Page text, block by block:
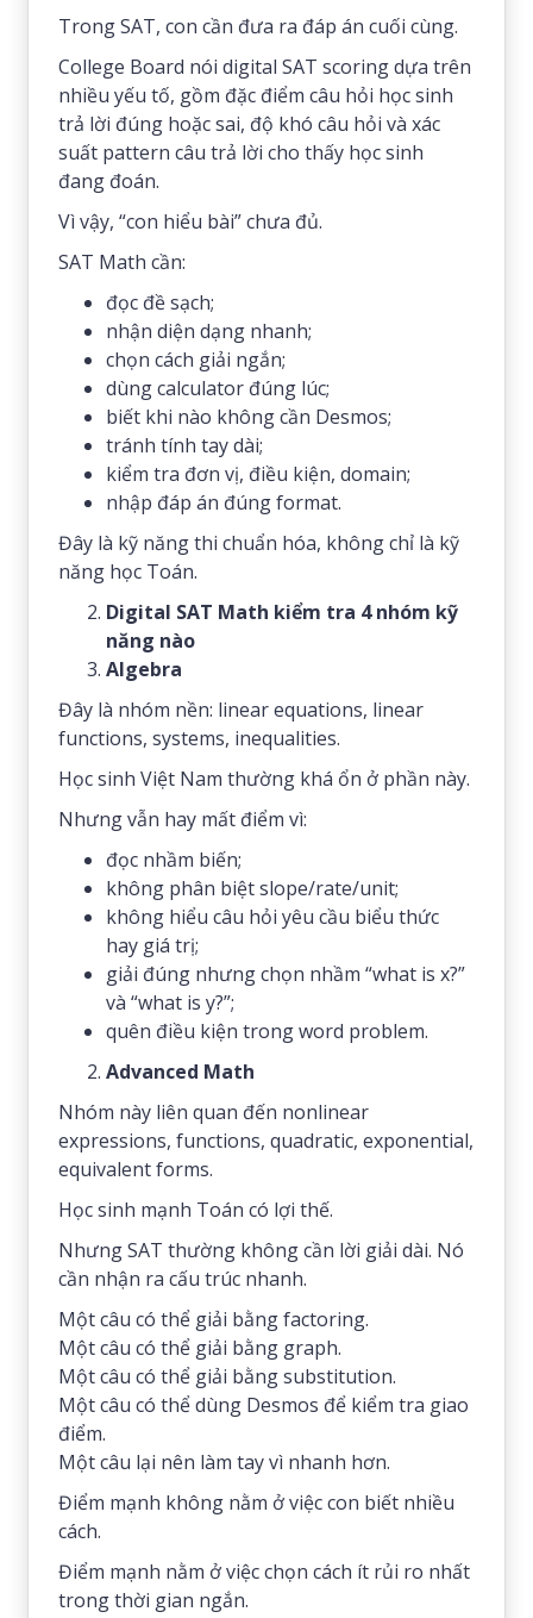
Trong SAT, con cần đưa ra đáp án cuối cùng.
College Board nói digital SAT scoring dựa trên
nhiều yếu tố, gồm đặc điểm câu hỏi học sinh
trả lời đúng hoặc sai, độ khó câu hỏi và xác
suất pattern câu trả lời cho thấy học sinh
đang đoán.
Vì vậy, “con hiểu bài” chưa đủ.
SAT Math cần:
đọc đề sạch;
nhận diện dạng nhanh;
chọn cách giải ngắn;
dùng calculator đúng lúc;
biết khi nào không cần Desmos;
tránh tính tay dài;
kiểm tra đơn vị, điều kiện, domain;
nhập đáp án đúng format.
Đây là kỹ năng thi chuẩn hóa, không chỉ là kỹ
năng học Toán.
Digital SAT Math kiểm tra 4 nhóm kỹ
năng nào
Algebra
Đây là nhóm nền: linear equations, linear
functions, systems, inequalities.
Học sinh Việt Nam thường khá ổn ở phần này.
Nhưng vẫn hay mất điểm vì:
đọc nhầm biến;
không phân biệt slope/rate/unit;
không hiểu câu hỏi yêu cầu biểu thức
hay giá trị;
giải đúng nhưng chọn nhầm “what is x?”
và “what is y?”;
quên điều kiện trong word problem.
Advanced Math
Nhóm này liên quan đến nonlinear
expressions, functions, quadratic, exponential,
equivalent forms.
Học sinh mạnh Toán có lợi thế.
Nhưng SAT thường không cần lời giải dài. Nó
cần nhận ra cấu trúc nhanh.
Một câu có thể giải bằng factoring.
Một câu có thể giải bằng graph.
Một câu có thể giải bằng substitution.
Một câu có thể dùng Desmos để kiểm tra giao
điểm.
Một câu lại nên làm tay vì nhanh hơn.
Điểm mạnh không nằm ở việc con biết nhiều
cách.
Điểm mạnh nằm ở việc chọn cách ít rủi ro nhất
trong thời gian ngắn.